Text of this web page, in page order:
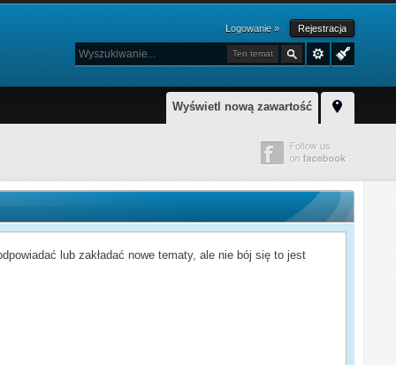
Logowanie » Rejestracja
Ten temat
Wyświetl nową zawartość
lub zakładać nowe tematy, ale nie bój się to jest